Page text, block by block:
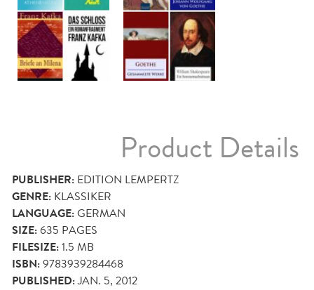
Product Details
PUBLISHER: EDITION LEMPERTZ
GENRE: KLASSIKER
LANGUAGE:GERMAN
SIZE:635 PAGES
FILESIZE:1.5 MB
ISBN:9783939284468
PUBLISHED:JAN. 5, 2012